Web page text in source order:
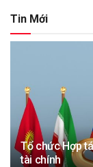
Tin Mới
Tổ chức Hợp
tài chính